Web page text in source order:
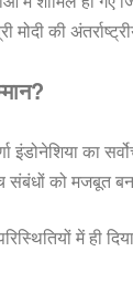
की
इंडोनेशिया का
को मजबूत
में ही